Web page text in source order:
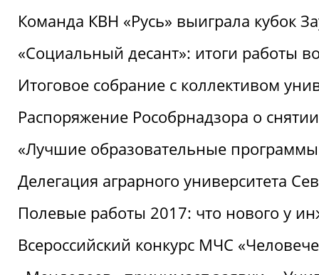
Команда КВН «Русь» выиграла кубок
«Социальный десант»: итоги работы
Итоговое собрание с коллективом
Распоряжение Рособрнадзора о
«Лучшие образовательные
Делегация аграрного университета
Полевые работы 2017: что нового у
Всероссийский конкурс МЧС